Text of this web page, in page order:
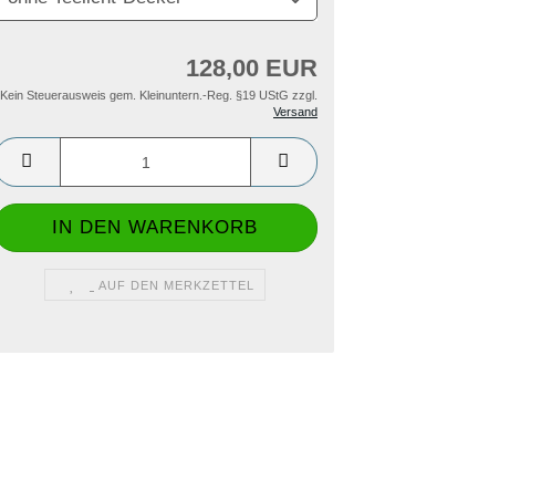
128,00 EUR
Kein Steuerausweis gem. Kleinuntern.-Reg. §19 UStG zzgl.
Versand
AUF DEN MERKZETTEL